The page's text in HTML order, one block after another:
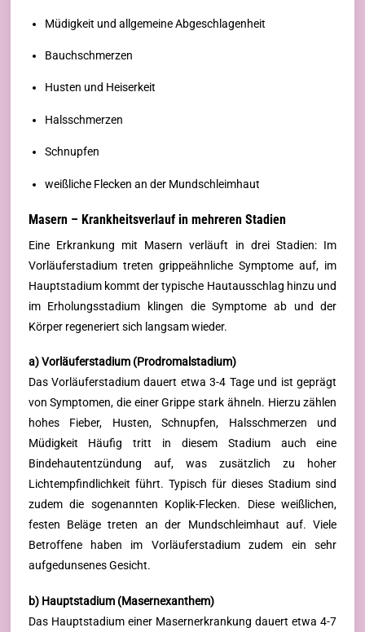
Müdigkeit und allgemeine Abgeschlagenheit
Bauchschmerzen
Husten und Heiserkeit
Halsschmerzen
Schnupfen
weißliche Flecken an der Mundschleimhaut
Masern – Krankheitsverlauf in mehreren Stadien
Eine Erkrankung mit Masern verläuft in drei Stadien: Im
Vorläuferstadium treten grippeähnliche Symptome auf, im
Hauptstadium kommt der typische Hautausschlag hinzu und
im Erholungsstadium klingen die Symptome ab und der
Körper regeneriert sich langsam wieder.
a) Vorläuferstadium (Prodromalstadium)
Das Vorläuferstadium dauert etwa 3-4 Tage und ist geprägt
von Symptomen, die einer Grippe stark ähneln. Hierzu zählen
hohes Fieber, Husten, Schnupfen, Halsschmerzen und
Müdigkeit Häufig tritt in diesem Stadium auch eine
Bindehautentzündung auf, was zusätzlich zu hoher
Lichtempfindlichkeit führt. Typisch für dieses Stadium sind
zudem die sogenannten Koplik-Flecken. Diese weißlichen,
festen Beläge treten an der Mundschleimhaut auf. Viele
Betroffene haben im Vorläuferstadium zudem ein sehr
aufgedunsenes Gesicht.
b) Hauptstadium (Masernexanthem)
Das Hauptstadium einer Masernerkrankung dauert etwa 4-7